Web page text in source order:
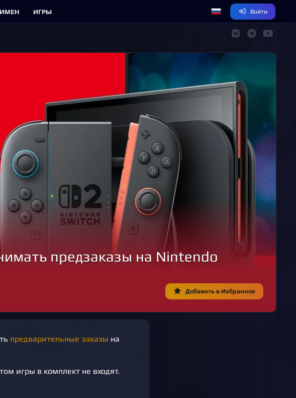
ИМЕН ИГРЫ Войти
предзаказы на Nintendo
Добавить в Избранное
предварительные заказы на
игры в комплект не входят.